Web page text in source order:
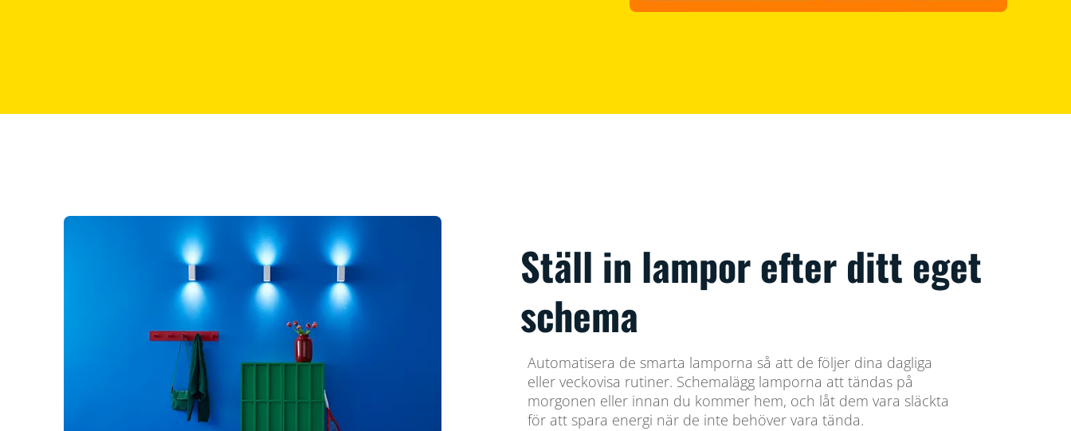
Ställ in lampor efter ditt eget
schema
Automatisera de smarta lamporna så att de följer dina dagliga
eller veckovisa rutiner. Schemalägg lamporna att tändas på
morgonen eller innan du kommer hem, och låt dem vara släckta
för att spara energi när de inte behöver vara tända.